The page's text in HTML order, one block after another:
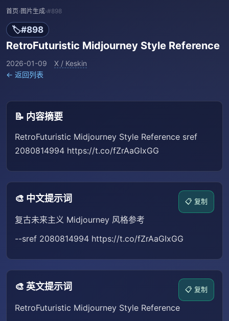
首页› 图片生成›#898
🏷️#898
RetroFuturistic Midjourney Style Reference
2026-01-09 X / Keskin
← 返回列表
📝 内容摘要
RetroFuturistic Midjourney Style Reference sref
2080814994 https://t.co/fZrAaGIxGG
🎨 中文提示词 📋 复制
复古未来主义 Midjourney 风格参考
--sref 2080814994 https://t.co/fZrAaGIxGG
🎨 英文提示词 📋 复制
RetroFuturistic Midjourney Style Reference